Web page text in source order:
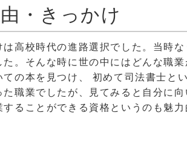
・きっかけ
高校時代の進路選択でした。当時な
。そんな時に世の中にはどんな職業
の本を見つけ、 初めて司法書士と
職業でしたが、見てみると自分に向
ることができる資格というのも魅力